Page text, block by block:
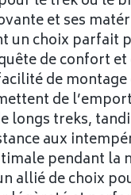
et ses
un choix parfait
de confort et
de montage
de
longs treks,
aux
pendant la
allié de choix